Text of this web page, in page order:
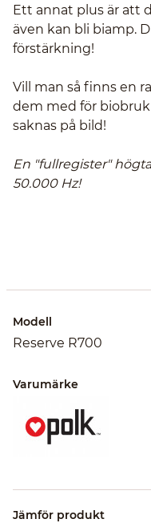
Ett annat plus är att
även kan bli biamp.
förstärkning!
Vill man så finns en
dem med för
saknas på bild!
En "fullregister"
50.000 Hz!
Modell
Reserve R700
Varumärke
Jämför produkt